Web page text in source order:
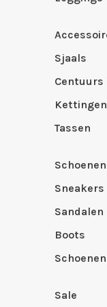
Sjaals
Centuurs
Kettingen
Tassen
Schoenen
Sneakers
Sandalen
Boots
Schoenen
Sale